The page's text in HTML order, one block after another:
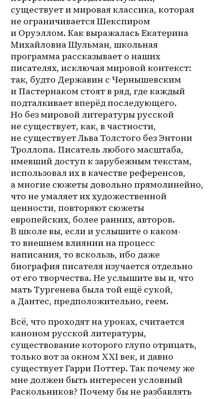
существует и мировая классика, которая
не ограничивается Шекспиром
и Оруэллом. Как выражалась Екатерина
Михайловна Шульман, школьная
программа рассказывает о наших
писателях, исключая мировой контекст:
так, будто Державин с Чернышевским
и Пастернаком стоят в ряд, где каждый
подталкивает вперёд последующего.
Но без мировой литературы русской
не существует, как, в частности,
не существует Льва Толстого без Энтони
Троллопа. Писатель любого масштаба,
имевший доступ к зарубежным текстам,
использовал их в качестве референсов,
а многие сюжеты довольно прямолинейно,
что не умаляет их художественной
ценности, повторяют сюжеты
европейских, более ранних, авторов.
В школе вы, если и услышите о каком-
то внешнем влиянии на процесс
написания, то вскользь, ибо даже
биография писателя изучается отдельно
от его творчества. Не услышите вы и, что
мать Тургенева была той ещё сукой,
а Дантес, предположительно, геем.
Всё, что проходят на уроках, считается
каноном русской литературы,
существование которого глупо отрицать,
только вот за окном XXI век, и давно
существует Гарри Поттер. Так почему же
мне должен быть интересен условный
Раскольников? Почему бы не разбавлять